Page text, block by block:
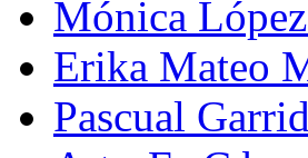
Mónica
Erika Mateo
Pascual